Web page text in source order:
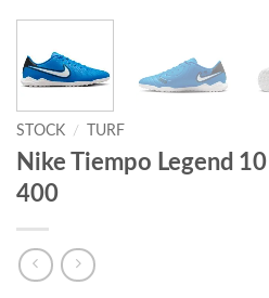
STOCK / TURF
Nike Tiempo Legend
400